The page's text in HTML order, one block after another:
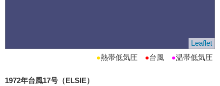
Leaflet
●熱帯低気圧 ●台風 ●温帯低気圧
1972年台風17号（ELSIE）